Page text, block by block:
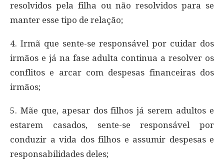
resolvidos pela filha ou não resolvidos para se
manter esse tipo de relação;
4. Irmã que sente-se responsável por cuidar dos
irmãos e já na fase adulta continua a resolver os
conflitos e arcar com despesas financeiras dos
irmãos;
5. Mãe que, apesar dos filhos já serem adultos e
estarem casados, sente-se responsável por
conduzir a vida dos filhos e assumir despesas e
responsabilidades deles;